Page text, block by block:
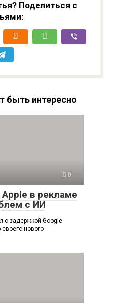
Поделиться с
быть интересно
0
в рекламе
с ИИ
с задержкой Google
нового